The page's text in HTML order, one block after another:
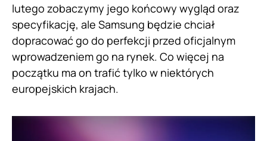
lutego zobaczymy jego końcowy wygląd oraz
specyfikację, ale Samsung będzie chciał
dopracować go do perfekcji przed oficjalnym
wprowadzeniem go na rynek. Co więcej na
początku ma on trafić tylko w niektórych
europejskich krajach.